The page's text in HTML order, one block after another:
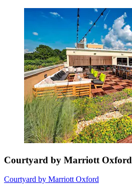
Courtyard by Marriott Oxford
Courtyard by Marriott Oxford